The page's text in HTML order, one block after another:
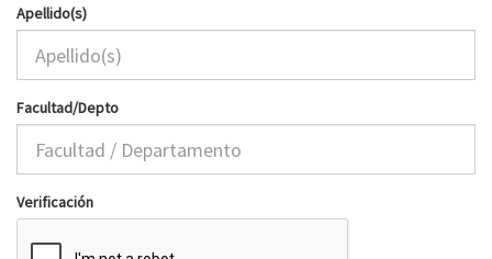
Apellido(s)
Facultad/Depto
Verificación